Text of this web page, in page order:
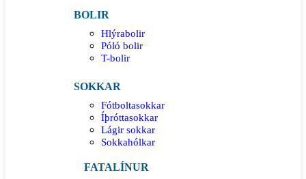
BOLIR
Hlýrabolir
Póló bolir
T-bolir
SOKKAR
Fótboltasokkar
Íþróttasokkar
Lágir sokkar
Sokkahólkar
FATALÍNUR